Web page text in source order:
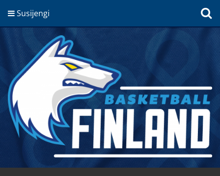
Susijengi